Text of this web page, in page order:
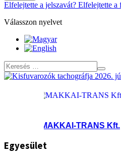
Elfelejtette a jelszavát? Elfelejtette a
Válasszon nyelvet
MAKKAI-TRANS Kft.
Egyesület